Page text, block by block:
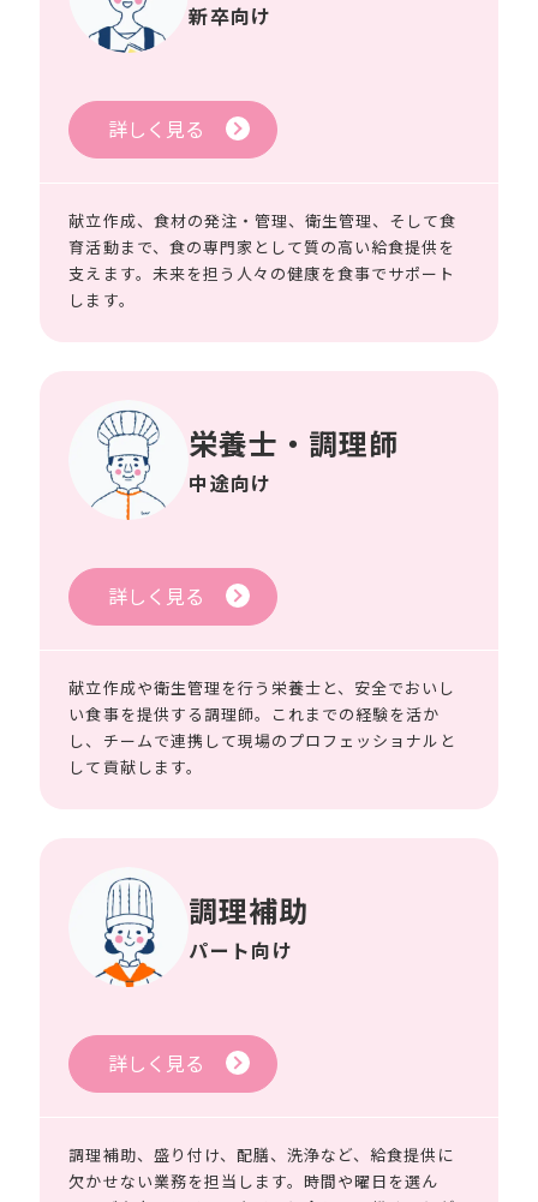
新卒向け
詳しく見る
献立作成、食材の発注・管理、衛生管理、そして食
育活動まで、食の専門家として質の高い給食提供を
支えます。未来を担う人々の健康を食事でサポート
します。
栄養士・調理師
中途向け
詳しく見る
献立作成や衛生管理を行う栄養士と、安全でおいし
い食事を提供する調理師。これまでの経験を活か
し、チームで連携して現場のプロフェッショナルと
して貢献します。
調理補助
パート向け
詳しく見る
調理補助、盛り付け、配膳、洗浄など、給食提供に
欠かせない業務を担当します。時間や曜日を選ん